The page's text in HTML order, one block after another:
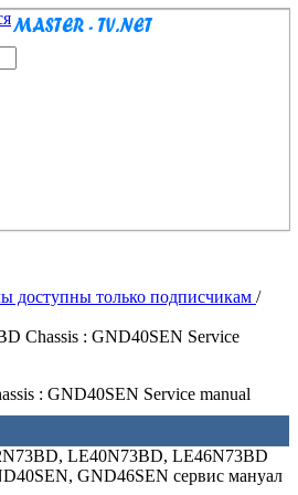
доступны только подписчикам /
Chassis : GND40SEN Service
: GND40SEN Service manual
LE40N73BD, LE46N73BD
GND46SEN сервис мануал